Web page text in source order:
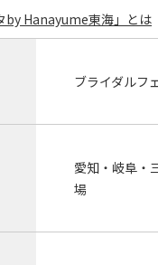
by Hanayume東海」とは
ブライダルフ
愛知・岐阜・
場